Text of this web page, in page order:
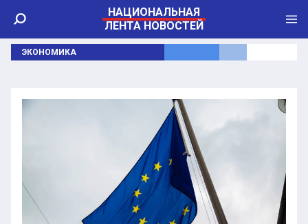
НАЦИОНАЛЬНАЯ
ЛЕНТА НОВОСТЕЙ
ЭКОНОМИКА